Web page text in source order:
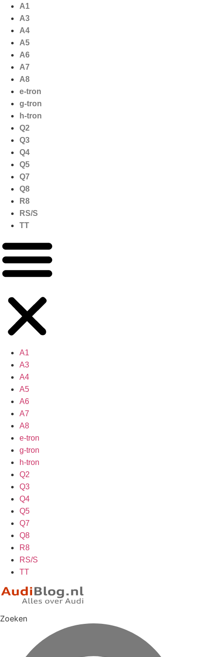
naar
inhoud
A1
A3
A4
A5
A6
A7
A8
e-tron
g-tron
h-tron
Q2
Q3
Q4
Q5
Q7
Q8
R8
RS/S
TT
A1
A3
A4
A5
A6
A7
A8
e-tron
g-tron
h-tron
Q2
Q3
Q4
Q5
Q7
Q8
R8
RS/S
TT
Zoeken